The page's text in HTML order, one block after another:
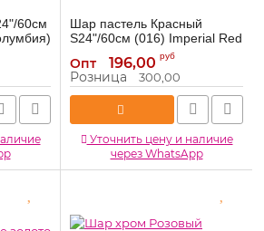
60см
Шар пастель Красный
S24"/60см (016) Imperial Red
Королевский (Колумбия)
403625-1
Артикул: 403625-1
Опт 196,00 руб
Розница 300,00
Уточнить цену и наличие
через WhatsApp